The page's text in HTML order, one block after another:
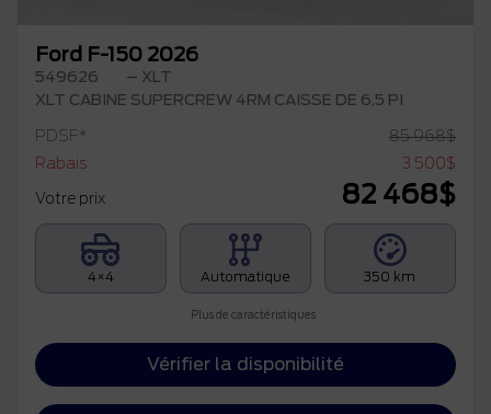
Ford F-150 2026
549626
– XLT
XLT CABINE SUPERCREW 4RM CAISSE DE 6,5 PI
PDSF* 85 968$
Rabais
3 500$
Votre prix
82 468$
4×4 Automatique 350 km
Plus de caractéristiques
Vérifier la disponibilité